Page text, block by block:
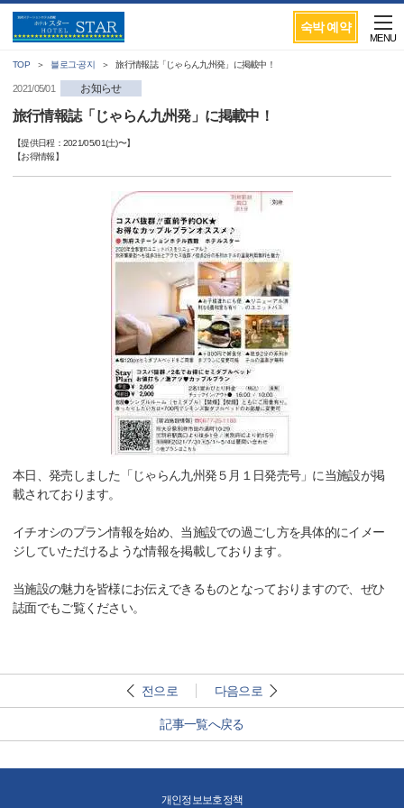
숙박 예약
MENU
TOP 블로그·공지 旅行情報誌「じゃらん九州発」に掲載中！
2021/05/01 お知らせ
旅行情報誌「じゃらん九州発」に掲載中！
【提供日程： 2021/05/01(土)〜】
【お得情報】
本日、発売しました「じゃらん九州発５月１日発売号」に当施設が掲
載されております。
イチオシのプラン情報を始め、当施設での過ごし方を具体的にイメー
ジしていただけるような情報を掲載しております。
当施設の魅力を皆様にお伝えできるものとなっておりますので、ぜひ
誌面でもご覧ください。
전으로 다음으로
記事一覧へ戻る
개인정보보호정책